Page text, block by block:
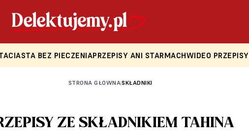
CIASTA BEZ PIECZENIAPRZEPISY ANI STARMACHWIDEO PRZEPISY
STRONA GŁOWNA|SKŁADNIKI
ZE SKŁADNIKIEM TAHINA